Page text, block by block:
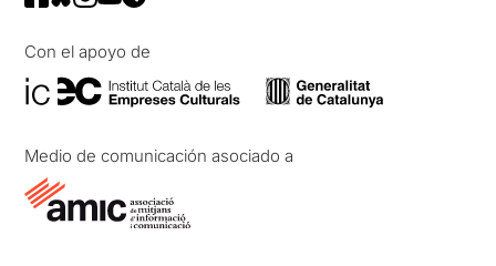
Con el apoyo de
Medio de comunicación asociado a